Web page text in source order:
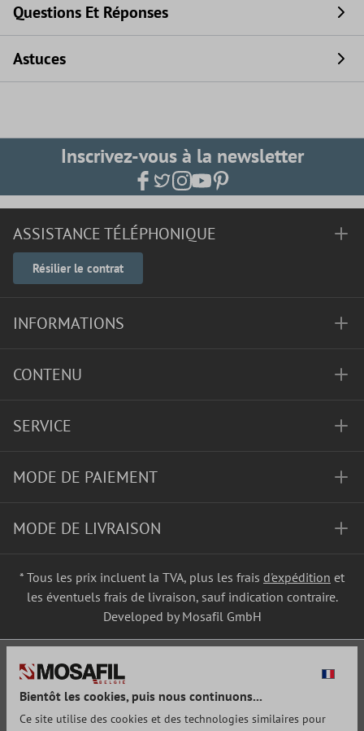
Questions Et Réponses
Astuces
Inscrivez-vous à la newsletter
ASSISTANCE TÉLÉPHONIQUE
Résilier le contrat
INFORMATIONS
CONTENU
SERVICE
MODE DE PAIEMENT
MODE DE LIVRAISON
* Tous les prix incluent la TVA, plus les frais d'expédition et
les éventuels frais de livraison, sauf indication contraire.
Developed by Mosafil GmbH
Bientôt les cookies, puis nous continuons...
Ce site utilise des cookies et des technologies similaires pour